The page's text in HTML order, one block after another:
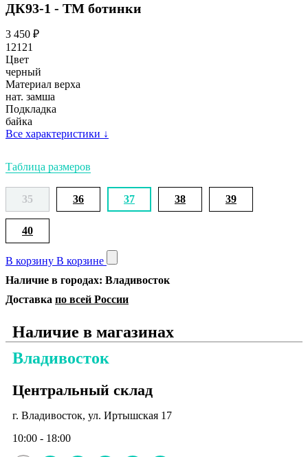
ДК93-1 - ТМ ботинки
3 450 ₽
12121
Цвет
черный
Материал верха
нат. замша
Подкладка
байка
Все характеристики ↓
Таблица размеров
35 36 37 38 39
40
В корзину В корзине
Наличие в городах: Владивосток
Доставка по всей России
Наличие в магазинах
Владивосток
Центральный склад
г. Владивосток, ул. Иртышская 17
10:00 - 18:00